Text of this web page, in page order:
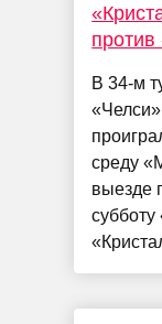
В 34-м
«Челси»
среду
выезде